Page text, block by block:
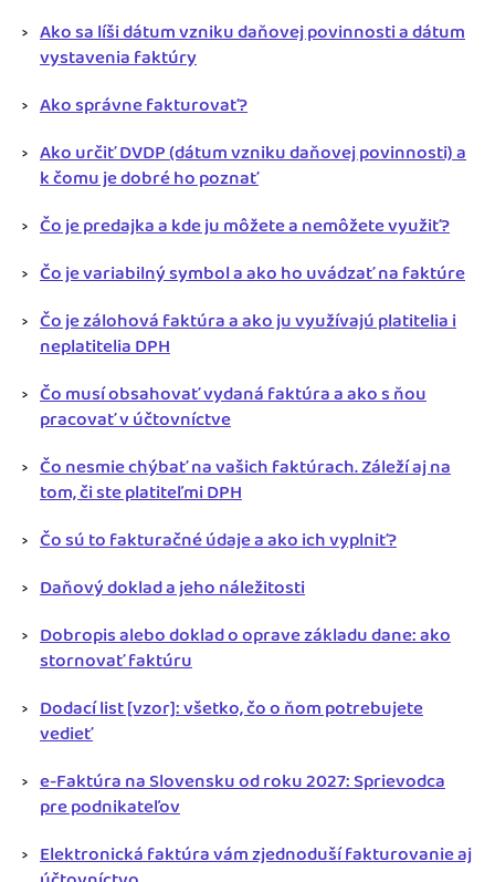
Ako sa líši dátum vzniku daňovej povinnosti a dátum
vystavenia faktúry
Ako správne fakturovať?
Ako určiť DVDP (dátum vzniku daňovej povinnosti) a
k čomu je dobré ho poznať
Čo je predajka a kde ju môžete a nemôžete využiť?
Čo je variabilný symbol a ako ho uvádzať na faktúre
Čo je zálohová faktúra a ako ju využívajú platitelia i
neplatitelia DPH
Čo musí obsahovať vydaná faktúra a ako s ňou
pracovať v účtovníctve
Čo nesmie chýbať na vašich faktúrach. Záleží aj na
tom, či ste platiteľmi DPH
Čo sú to fakturačné údaje a ako ich vyplniť?
Daňový doklad a jeho náležitosti
Dobropis alebo doklad o oprave základu dane: ako
stornovať faktúru
Dodací list [vzor]: všetko, čo o ňom potrebujete
vedieť
e-Faktúra na Slovensku od roku 2027: Sprievodca
pre podnikateľov
Elektronická faktúra vám zjednoduší fakturovanie aj